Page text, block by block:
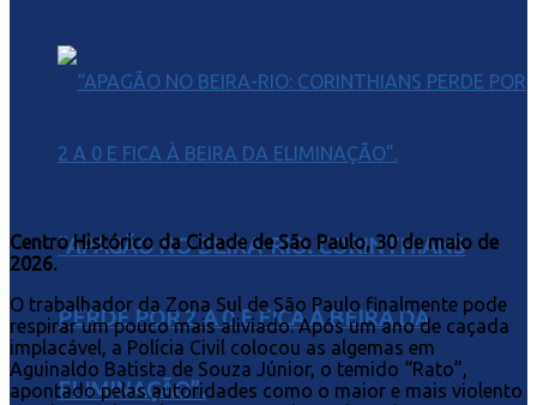
“APAGÃO NO BEIRA-RIO: CORINTHIANS
PERDE POR 2 A 0 E FICA À BEIRA DA
ELIMINAÇÃO”.
Centro Histórico da Cidade de São Paulo, 30 de maio de
2026.
O trabalhador da Zona Sul de São Paulo finalmente pode
respirar um pouco mais aliviado. Após um ano de caçada
implacável, a Polícia Civil colocou as algemas em
Aguinaldo Batista de Souza Júnior, o temido “Rato”,
apontado pelas autoridades como o maior e mais violento